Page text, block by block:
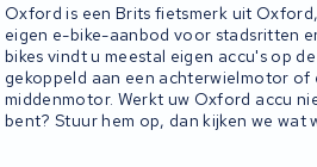
Oxford is een Brits fietsmerk uit
eigen e-bike-aanbod voor stadsritten
bikes vindt u meestal eigen accu's op
gekoppeld aan een achterwielmotor of
middenmotor. Werkt uw Oxford accu
bent? Stuur hem op, dan kijken we wat
Gratis verzending Altijd een